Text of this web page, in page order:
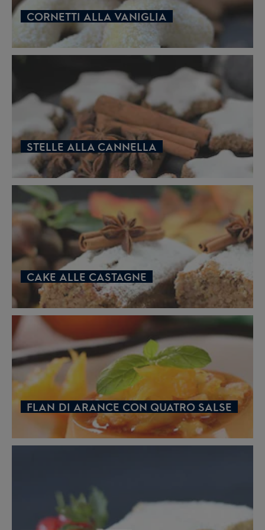
CORNETTI ALLA VANIGLIA
STELLE ALLA CANNELLA
CAKE ALLE CASTAGNE
FLAN DI ARANCE CON QUATRO SALSE